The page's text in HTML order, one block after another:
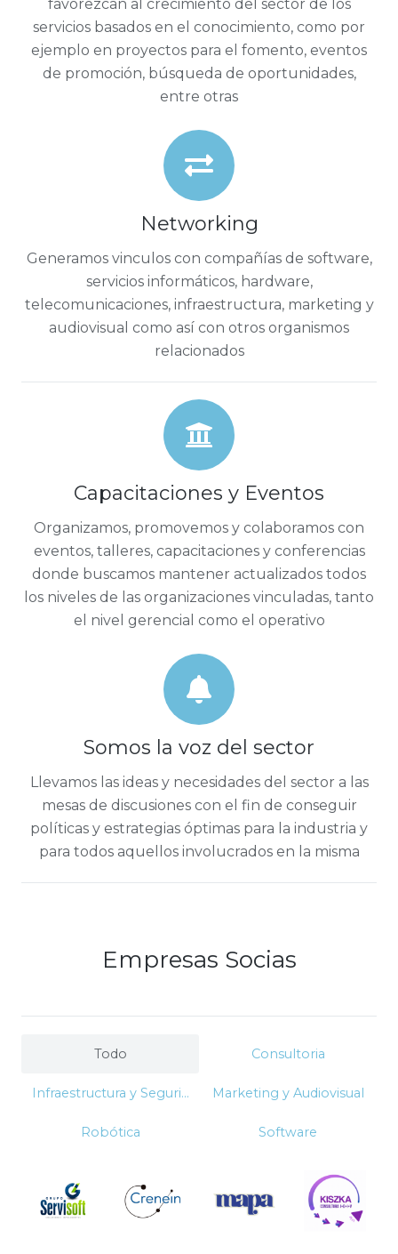
favorezcan al crecimiento del sector de los
servicios basados en el conocimiento, como por
ejemplo en proyectos para el fomento, eventos
de promoción, búsqueda de oportunidades,
entre otras
Networking
Generamos vinculos con compañías de software,
servicios informáticos, hardware,
telecomunicaciones, infraestructura, marketing y
audiovisual como así con otros organismos
relacionados
Capacitaciones y Eventos
Organizamos, promovemos y colaboramos con
eventos, talleres, capacitaciones y conferencias
donde buscamos mantener actualizados todos
los niveles de las organizaciones vinculadas, tanto
el nivel gerencial como el operativo
Somos la voz del sector
Llevamos las ideas y necesidades del sector a las
mesas de discusiones con el fin de conseguir
políticas y estrategias óptimas para la industria y
para todos aquellos involucrados en la misma
Empresas Socias
Todo Consultoria
Infraestructura y Seguridad Marketing y Audiovisual
Robótica Software